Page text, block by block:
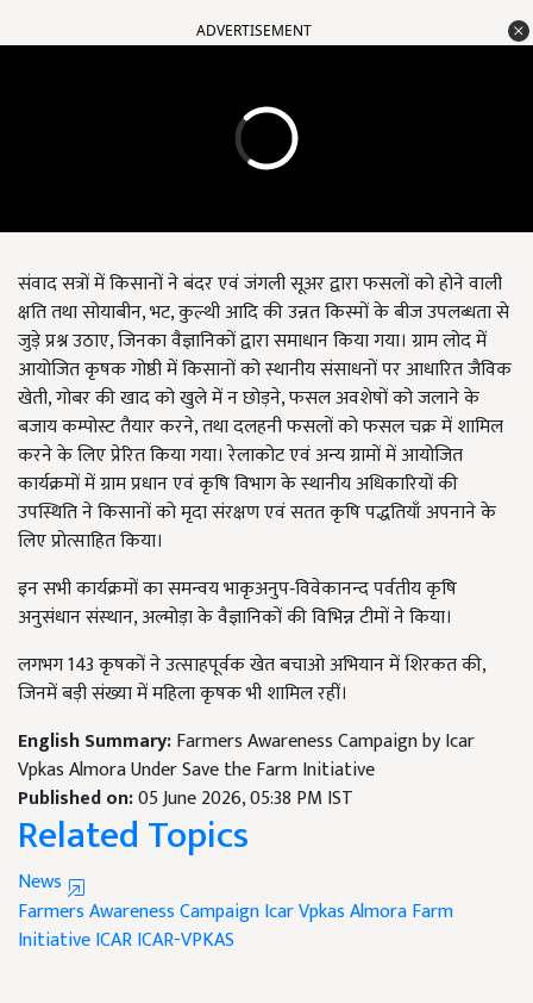
ADVERTISEMENT
संवाद सत्रों में किसानों ने बंदर एवं जंगली सूअर द्वारा फसलों को होने वाली
क्षति तथा सोयाबीन, भट, कुल्थी आदि की उन्नत किस्मों के बीज उपलब्धता से
जुड़े प्रश्न उठाए, जिनका वैज्ञानिकों द्वारा समाधान किया गया। ग्राम लोद में
आयोजित कृषक गोष्ठी में किसानों को स्थानीय संसाधनों पर आधारित जैविक
खेती, गोबर की खाद को खुले में न छोड़ने, फसल अवशेषों को जलाने के
बजाय कम्पोस्ट तैयार करने, तथा दलहनी फसलों को फसल चक्र में शामिल
करने के लिए प्रेरित किया गया। रेलाकोट एवं अन्य ग्रामों में आयोजित
कार्यक्रमों में ग्राम प्रधान एवं कृषि विभाग के स्थानीय अधिकारियों की
उपस्थिति ने किसानों को मृदा संरक्षण एवं सतत कृषि पद्धतियाँ अपनाने के
लिए प्रोत्साहित किया।
इन सभी कार्यक्रमों का समन्वय भाकृअनुप‑विवेकानन्‍द पर्वतीय कृषि
अनुसंधान संस्‍थान, अल्मोड़ा के वैज्ञानिकों की विभिन्न टीमों ने किया।
लगभग 143 कृषकों ने उत्साहपूर्वक खेत बचाओ अभियान में शिरकत की,
जिनमें बड़ी संख्या में महिला कृषक भी शामिल रहीं।
English Summary:Farmers Awareness Campaign by Icar
Vpkas Almora Under Save the Farm Initiative
Published on:05 June 2026, 05:38 PM IST
Related Topics
News
Farmers Awareness CampaignIcar Vpkas AlmoraFarm
InitiativeICARICAR-VPKAS